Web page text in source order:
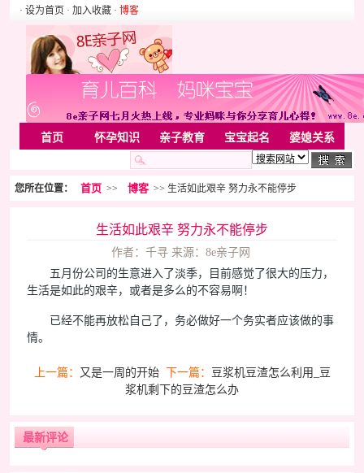
· 设为首页 · 加入收藏 · 博客
首页 怀孕知识 亲子教育 宝宝起名 婆媳关系
胎教音乐 家居 亲子游戏
美容化装 Rss
您所在位置： 首页 >> 博客 >> 生活如此艰辛 努力永不能停步
生活如此艰辛 努力永不能停步
作者：千寻 来源：8e亲子网
五月份公司的生意进入了淡季，目前感觉了很大的压力，
生活是如此的艰辛，或者是多么的不容易啊！
已经不能再放松自己了，务必做好一个务实者应该做的事
情。
上一篇： 又是一周的开始下一篇：
豆浆机豆渣怎么利用_豆
浆机剩下的豆渣怎么办
最新评论